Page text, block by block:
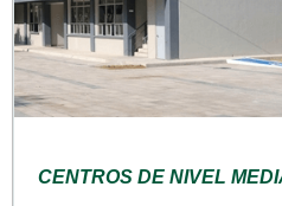
CENTROS DE NIVEL